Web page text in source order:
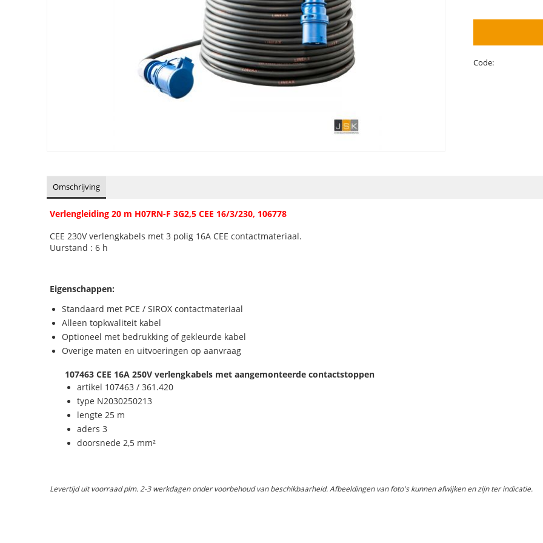
Code:
Omschrijving
Verlengleiding 20 m H07RN-F 3G2,5 CEE 16/3/230, 106778
CEE 230V verlengkabels met 3 polig 16A CEE contactmateriaal.
Uurstand : 6 h
Eigenschappen:
Standaard met PCE / SIROX contactmateriaal
Alleen topkwaliteit kabel
Optioneel met bedrukking of gekleurde kabel
Overige maten en uitvoeringen op aanvraag
107463 CEE 16A 250V verlengkabels met aangemonteerde contactstoppen
artikel 107463 / 361.420
type N2030250213
lengte 25 m
aders 3
doorsnede 2,5 mm²
Levertijd uit voorraad plm. 2-3 werkdagen onder voorbehoud van beschikbaarheid. Afbeeldingen van foto's kunnen afwijken en zijn ter indicatie.